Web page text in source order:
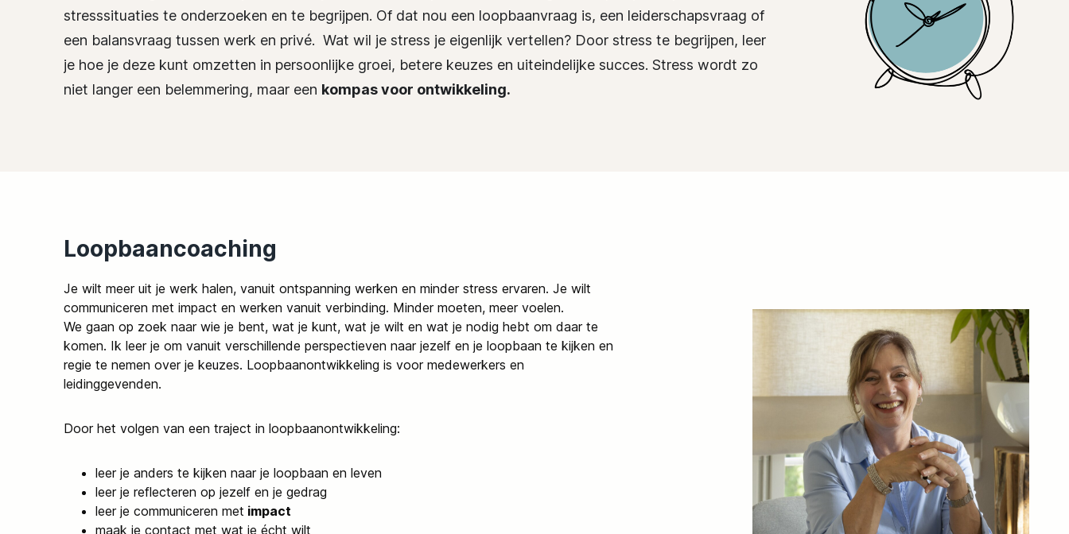
stresssituaties te onderzoeken en te begrijpen. Of dat nou een loopbaanvraag is, een leiderschapsvraag of
een balansvraag tussen werk en privé. Wat wil je stress je eigenlijk vertellen? Door stress te begrijpen, leer
je hoe je deze kunt omzetten in persoonlijke groei, betere keuzes en uiteindelijke succes. Stress wordt zo
niet langer een belemmering, maar een kompas voor ontwikkeling.
Loopbaancoaching
Je wilt meer uit je werk halen, vanuit ontspanning werken en minder stress ervaren. Je wilt
communiceren met impact en werken vanuit verbinding. Minder moeten, meer voelen.
We gaan op zoek naar wie je bent, wat je kunt, wat je wilt en wat je nodig hebt om daar te
komen. Ik leer je om vanuit verschillende perspectieven naar jezelf en je loopbaan te kijken en
regie te nemen over je keuzes. Loopbaanontwikkeling is voor medewerkers en
leidinggevenden.
Door het volgen van een traject in loopbaanontwikkeling:
leer je anders te kijken naar je loopbaan en leven
leer je reflecteren op jezelf en je gedrag
leer je communiceren met impact
maak je contact met wat je écht wilt